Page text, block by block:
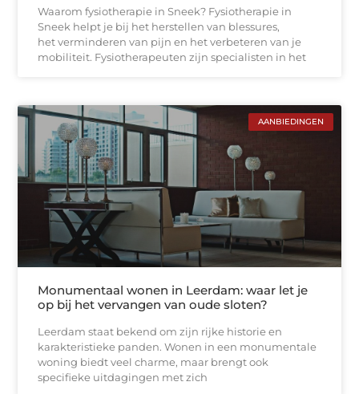
Waarom fysiotherapie in Sneek? Fysiotherapie in
Sneek helpt je bij het herstellen van blessures,
het verminderen van pijn en het verbeteren van je
mobiliteit. Fysiotherapeuten zijn specialisten in het
AANBIEDINGEN
Monumentaal wonen in Leerdam: waar let je
op bij het vervangen van oude sloten?
Leerdam staat bekend om zijn rijke historie en
karakteristieke panden. Wonen in een monumentale
woning biedt veel charme, maar brengt ook
specifieke uitdagingen met zich